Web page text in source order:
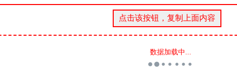
数据加载中...